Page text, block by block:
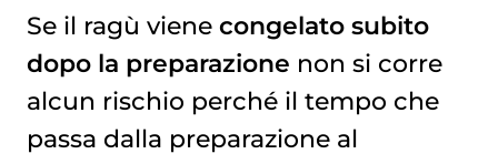
Se il ragù viene congelato subito
dopo la preparazione non si corre
alcun rischio perché il tempo che
passa dalla preparazione al